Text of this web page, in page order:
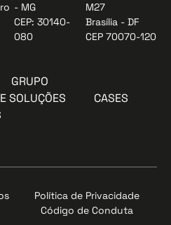
- MG
CEP: 30140-
080
M27
Brasília - DF
CEP 70070-120
GRUPO
SOLUÇÕES
CASES
Política de Privacidade
Código de Conduta